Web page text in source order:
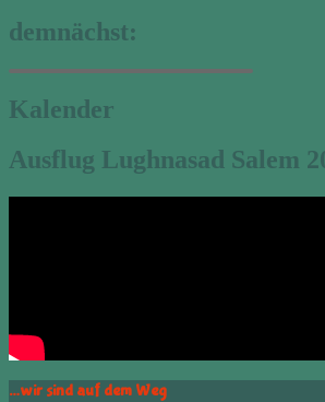
demnächst:
Kalender
Ausflug Lughnasad Salem
…wir sind auf dem Weg